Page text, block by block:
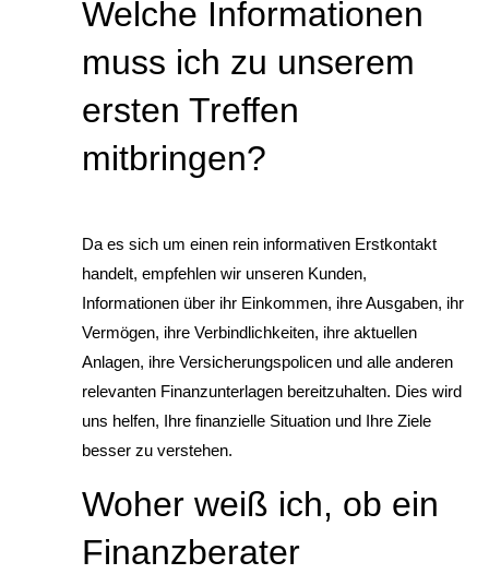
Welche Informationen
muss ich zu unserem
ersten Treffen
mitbringen?
Da es sich um einen rein informativen Erstkontakt
handelt, empfehlen wir unseren Kunden,
Informationen über ihr Einkommen, ihre Ausgaben, ihr
Vermögen, ihre Verbindlichkeiten, ihre aktuellen
Anlagen, ihre Versicherungspolicen und alle anderen
relevanten Finanzunterlagen bereitzuhalten. Dies wird
uns helfen, Ihre finanzielle Situation und Ihre Ziele
besser zu verstehen.
Woher weiß ich, ob ein
Finanzberater